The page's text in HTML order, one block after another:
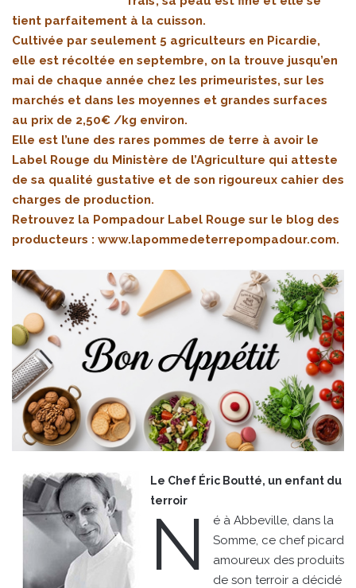
tient parfaitement à la cuisson.
Cultivée par seulement 5 agriculteurs en Picardie,
elle est récoltée en septembre, on la trouve jusqu’en
mai de chaque année chez les primeuristes, sur les
marchés et dans les moyennes et grandes surfaces
au prix de 2,50€ /kg environ.
Elle est l’une des rares pommes de terre à avoir le
Label Rouge du Ministère de l’Agriculture qui atteste
de sa qualité gustative et de son rigoureux cahier des
charges de production.
Retrouvez la Pompadour Label Rouge sur le blog des
producteurs : www.lapommedeterrepompadour.com.
Le Chef Éric Boutté, un enfant du
terroir
N
é à Abbeville, dans la
Somme, ce chef picard
amoureux des produits
de son terroir a décidé